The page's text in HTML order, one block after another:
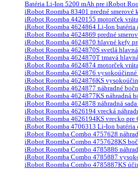
Batéria Li-Ion 5200 mAh pre iRobot
iRobot Roomba 83401 predné smerové
iRobot Roomba 4420155 motorček
iRobot Roomba 4624864 Li-Ion
iRobot Roomba 4624869 predné
iRobot Roomba 4624870 hlavné kefy
iRobot Roomba 4624870S svetlá
iRobot Roomba 4624870T tmavá
iRobot Roomba 4624874 motorček
iRobot Roomba 4624876
iRobot Roomba 4624876KS
iRobot Roomba 4624877 náhradné
iRobot Roomba 4624877KS náhradná
iRobot Roomba 4624878 náhradná
iRobot Roomba 4626194 vrecká
iRobot Roomba 4626194KS vrecko pre
iRobot Roomba 4706313 Li-Ion
iRobot Roomba Combo 4757628
iRobot Roomba Combo 4757628KS
iRobot Roomba Combo 4785886
iRobot Roomba Combo 4785887
iRobot Roomba Combo 4785887KS